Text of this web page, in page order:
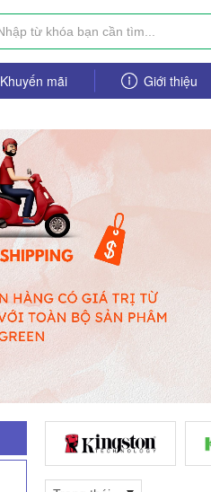
Khuyến mãi Giới thiệu